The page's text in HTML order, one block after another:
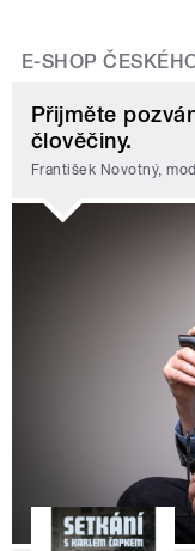
E-SHOP
Přijměte
člověčiny.
František Novotný,